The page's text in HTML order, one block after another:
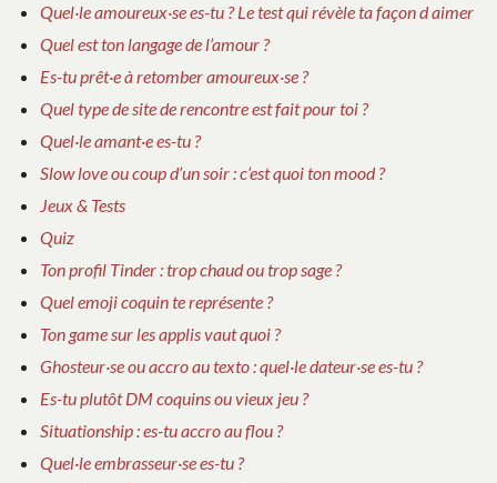
Quel·le amoureux·se es-tu ? Le test qui révèle ta façon d aimer
Quel est ton langage de l’amour ?
Es-tu prêt·e à retomber amoureux·se ?
Quel type de site de rencontre est fait pour toi ?
Quel·le amant·e es-tu ?
Slow love ou coup d’un soir : c’est quoi ton mood ?
Jeux & Tests
Quiz
Ton profil Tinder : trop chaud ou trop sage ?
Quel emoji coquin te représente ?
Ton game sur les applis vaut quoi ?
Ghosteur·se ou accro au texto : quel·le dateur·se es-tu ?
Es-tu plutôt DM coquins ou vieux jeu ?
Situationship : es-tu accro au flou ?
Quel·le embrasseur·se es-tu ?